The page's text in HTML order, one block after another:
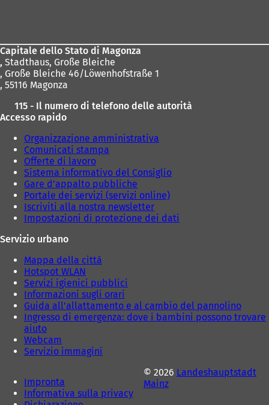
Capitale dello Stato di Magonza
, Stadthaus, Große Bleiche
, Große Bleiche 46/Löwenhofstraße 1
, 55116 Magonza
115 - Il numero di telefono delle autorità
Accesso rapido
Organizzazione amministrativa
Comunicati stampa
Offerte di lavoro
Sistema informativo del Consiglio
Gare d'appalto pubbliche
Portale dei servizi (servizi online)
Iscriviti alla nostra newsletter
Impostazioni di protezione dei dati
Servizio urbano
Mappa della città
Hotspot WLAN
Servizi igienici pubblici
Informazioni sugli orari
Guida all'allattamento e al cambio del pannolino
Ingresso di emergenza: dove i bambini possono trovare
aiuto
Webcam
Servizio immagini
Impronta
Informativa sulla privacy
© 2026 Landeshauptstadt
Mainz